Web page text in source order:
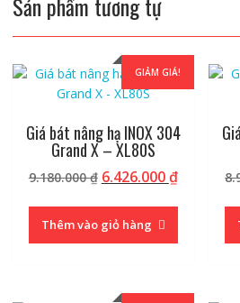
Sản phẩm tương tự
GIẢM GIÁ!
Giá bát nâng hạ INOX 304
Grand X – XL80S
9.180.000₫ Giá
là:
9.180.000 ₫.
6.426.000₫Giá
Thêm vào giỏ hàng